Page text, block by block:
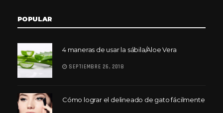
POPULAR
4 maneras de usar la sábila/Aloe Vera
SEPTIEMBRE 26, 2018
Cómo lograr el delineado de gato fácilmente